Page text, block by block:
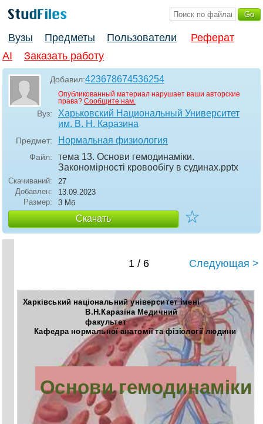
Вузы Предметы Пользователи
Реферат
AI
Заказать работу
Добавил:423678674536254
Опубликованный материал нарушает ваши авторские
права? Сообщите нам.
Вуз:
Харьковский Национальный Университет
им. В. Н. Каразина
Предмет: Нормальная физиология
Файл:
тема 13. Основи гемодинаміки.
Закономірності кровообігу в судинах.pptx
Скачиваний:
27
Добавлен:
13.09.2023
Размер:
3 Мб
Скачать ☆
1 / 6 Следующая >
Харківський національний університет імені
В.Н.Каразіна Медичний
факультет
Кафедра нормальної анатомії та фізіології людини
Основи гемодинаміки